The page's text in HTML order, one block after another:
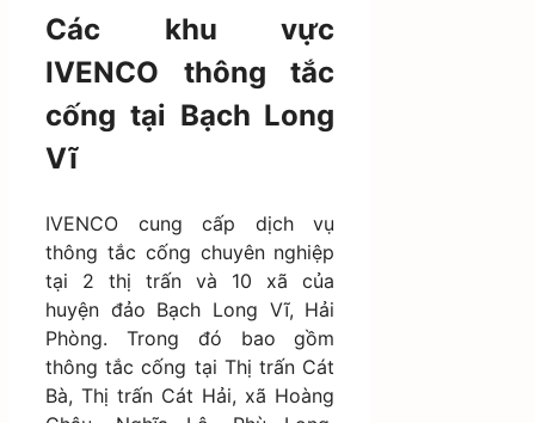
Các khu vực
IVENCO thông tắc
cống tại Bạch Long
Vĩ
IVENCO cung cấp dịch vụ
thông tắc cống chuyên nghiệp
tại 2 thị trấn và 10 xã của
huyện đảo Bạch Long Vĩ, Hải
Phòng. Trong đó bao gồm
thông tắc cống tại Thị trấn Cát
Bà, Thị trấn Cát Hải, xã Hoàng